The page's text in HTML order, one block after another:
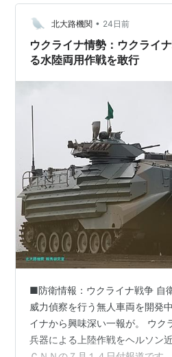
データセンターの増強も怒涛の
のようなインパクトを与えるか
ンを抑制する能力もモチベーシ
北大路機関 • 24日前
ウクライナ情勢：ウクライ
る水陸両用作戦を敢行
■防衛情報：ウクライナ戦争 自
威力偵察を行う無人車両を開発
イナから興味深い一報が。 ウク
兵器による上陸作戦をヘルソン